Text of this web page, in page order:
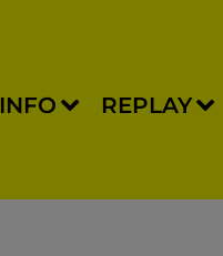
INFO REPLAY